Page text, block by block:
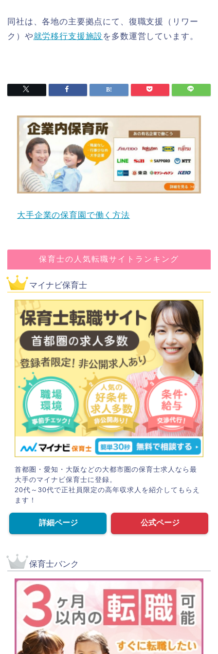
同社は、各地の主要拠点にて、復職支援（リワー
ク）や就労移行支援施設 を多数運営しています。
大手企業の保育園で働く方法
保育士の人気転職サイトランキング
マイナビ保育士
首都圏・愛知・大阪などの大都市圏の保育士求人なら最
大手のマイナビ保育士に登録。
20代～30代で正社員限定の高年収求人を紹介してもらえ
ます！
詳細ページ 公式ページ
保育士バンク